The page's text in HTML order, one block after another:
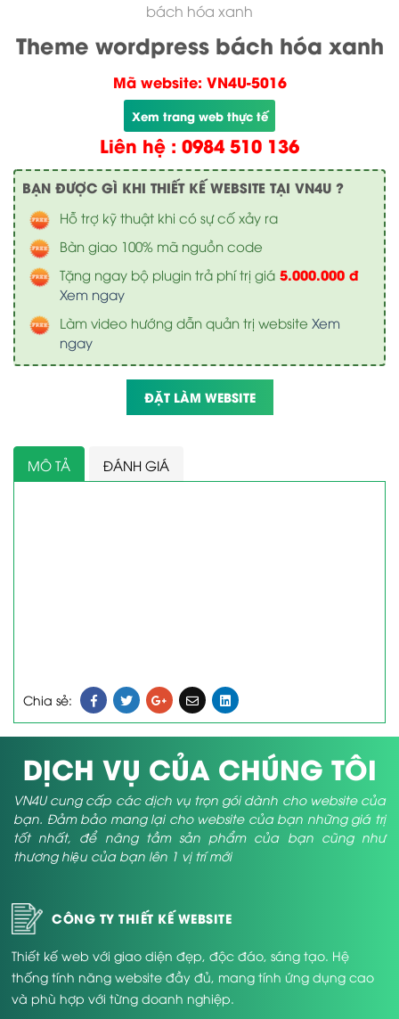
bách hóa xanh
Theme wordpress bách hóa xanh
Mã website: VN4U-5016
Xem trang web thực tế
Liên hệ : 0984 510 136
BẠN ĐƯỢC GÌ KHI THIẾT KẾ WEBSITE TẠI VN4U ?
Hỗ trợ kỹ thuật khi có sự cố xảy ra
Bàn giao 100% mã nguồn code
Tặng ngay bộ plugin trả phí trị giá 5.000.000 đ
Xem ngay
Làm video hướng dẫn quản trị website Xem
ngay
ĐẶT LÀM WEBSITE
MÔ TẢ ĐÁNH GIÁ
Chia sẻ:
DỊCH VỤ CỦA CHÚNG TÔI
VN4U cung cấp các dịch vụ trọn gói dành cho website của
bạn. Đảm bảo mang lại cho website của bạn những giá trị
tốt nhất, để nâng tầm sản phẩm của bạn cũng như
thương hiệu của bạn lên 1 vị trí mới
CÔNG TY THIẾT KẾ WEBSITE
Thiết kế web với giao diện đẹp, độc đáo, sáng tạo. Hệ
thống tính năng website đầy đủ, mang tính ứng dụng cao
và phù hợp với từng doanh nghiệp.